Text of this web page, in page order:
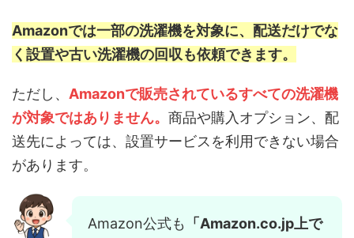
Amazonでは一部の洗濯機を対象に、配送だけでな
く設置や古い洗濯機の回収も依頼できます。
ただし、 Amazonで販売されているすべての洗濯機
が対象ではありません。 商品や購入オプション、配
送先によっては、設置サービスを利用できない場合
があります。
Amazon公式も
「Amazon.co.jp上で